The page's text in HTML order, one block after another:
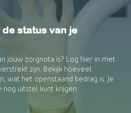
status van je
jouw zorgnota is? Log hier in met
zijn. Bekijk hoeveel
wat het openstaand bedrag is. Je
uitstel kunt krijgen.